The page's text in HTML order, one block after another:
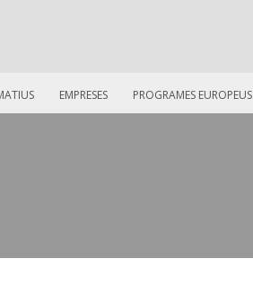
EMPRESES PROGRAMES EUROPEUS